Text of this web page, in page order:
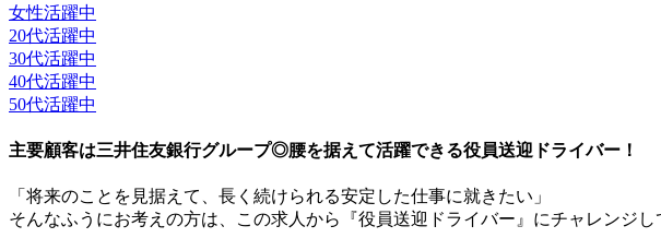
女性活躍中
20代活躍中
30代活躍中
40代活躍中
50代活躍中
主要顧客は三井住友銀行グループ◎腰を据えて活躍できる役員送迎ドライバー！
「将来のことを見据えて、長く続けられる安定した仕事に就きたい」
そんなふうにお考えの方は、この求人から『役員送迎ドライバー』にチャレンジし